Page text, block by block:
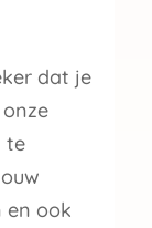
dat je
te
en ook